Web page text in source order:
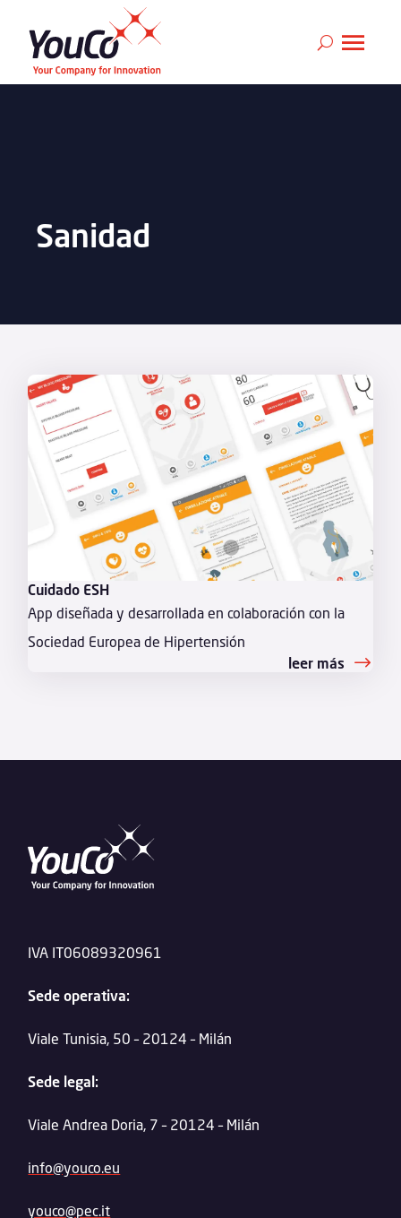
Sanidad
Cuidado ESH
App diseñada y desarrollada en colaboración con la
Sociedad Europea de Hipertensión
leer más
IVA IT06089320961
Sede operativa:
Viale Tunisia, 50 – 20124 – Milán
Sede legal:
Viale Andrea Doria, 7 – 20124 – Milán
info@youco.eu
youco@pec.it